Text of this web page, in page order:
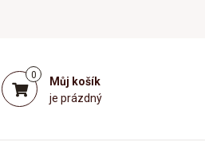
0
Můj košík
je prázdný